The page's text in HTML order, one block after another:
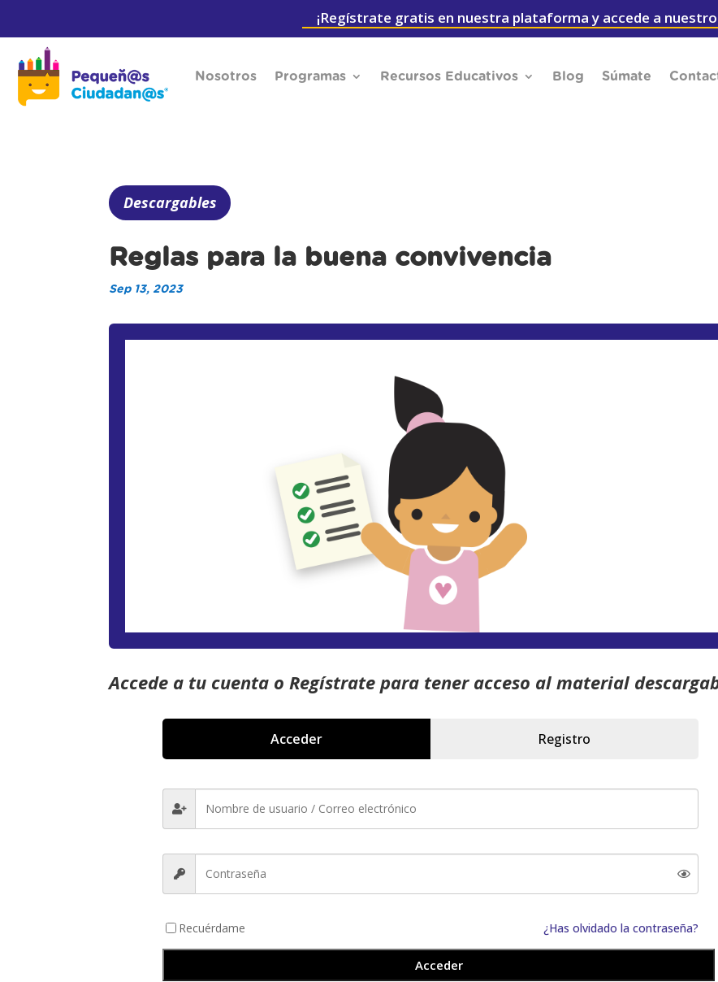
¡Regístrate gratis en nuestra plataforma y accede a
Nosotros Programas Recursos Educativos Blog Súmate
Descargables
Reglas para la buena convivencia
Sep 13, 2023
Accede a tu cuenta o Regístrate para tener acceso al material
Acceder Registro
Recuérdame ¿Has olvidado la contraseña?
Acceder